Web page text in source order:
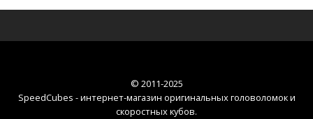
© 2011-2025
SpeedCubes - интернет-магазин оригинальных головоломок и
скоростных кубов.